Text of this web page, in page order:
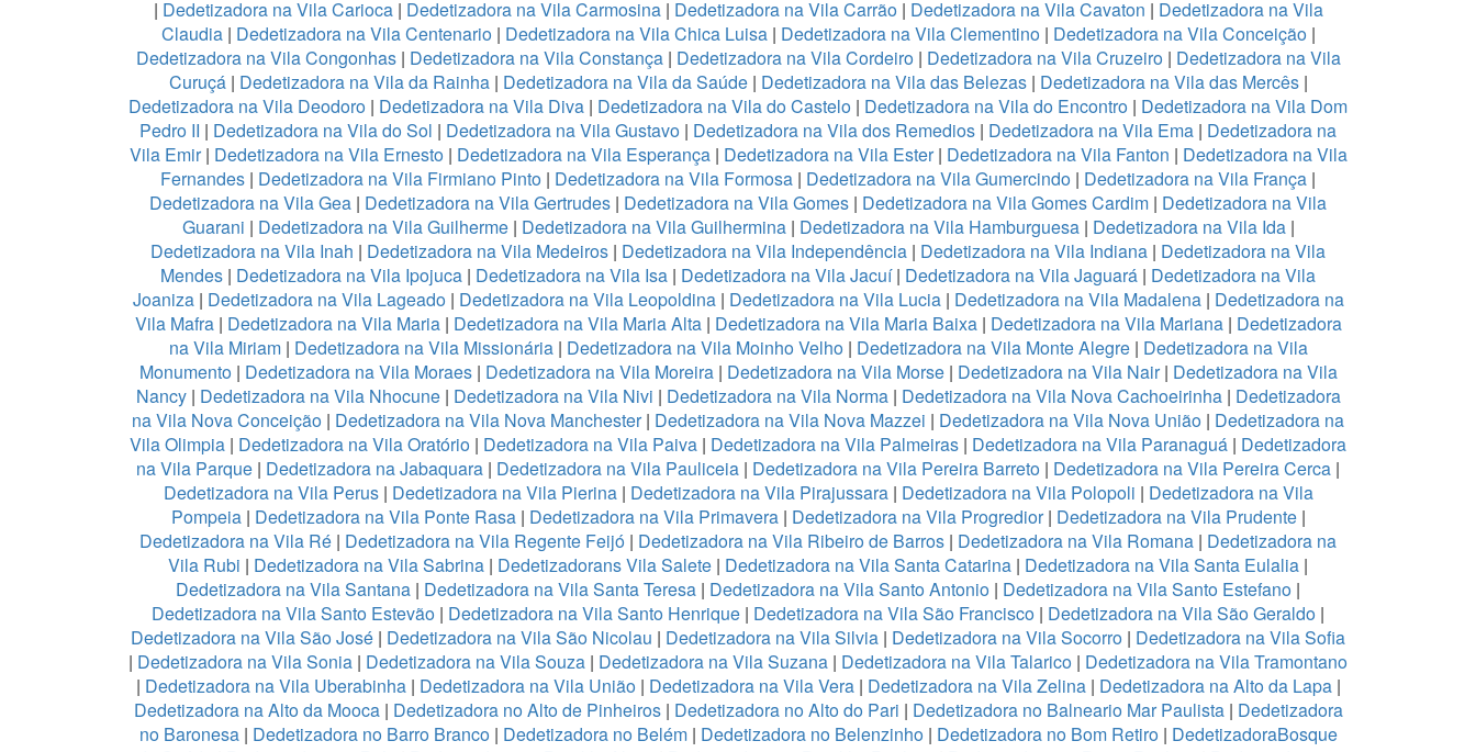
| Dedetizadora na Vila Carioca| Dedetizadora na Vila Carmosina| Dedetizadora na Vila Carrão| Dedetizadora na Vila Cavaton | Dedetizadora na Vila
Claudia| Dedetizadora na Vila Centenario| Dedetizadora na Vila Chica Luisa | Dedetizadora na Vila Clementino| Dedetizadora na Vila Conceição|
Dedetizadora na Vila Congonhas| Dedetizadora na Vila Constança| Dedetizadora na Vila Cordeiro| Dedetizadora na Vila Cruzeiro | Dedetizadora na Vila
Curuçá | Dedetizadora na Vila da Rainha | Dedetizadora na Vila da Saúde| Dedetizadora na Vila das Belezas| Dedetizadora na Vila das Mercês|
Dedetizadora na Vila Deodoro | Dedetizadora na Vila Diva | Dedetizadora na Vila do Castelo | Dedetizadora na Vila do Encontro | Dedetizadora na Vila Dom
Pedro II | Dedetizadora na Vila do Sol | Dedetizadora na Vila Gustavo | Dedetizadora na Vila dos Remedios | Dedetizadora na Vila Ema | Dedetizadora na
Vila Emir| Dedetizadora na Vila Ernesto| Dedetizadora na Vila Esperança| Dedetizadora na Vila Ester| Dedetizadora na Vila Fanton | Dedetizadora na Vila
Fernandes | Dedetizadora na Vila Firmiano Pinto | Dedetizadora na Vila Formosa | Dedetizadora na Vila Gumercindo | Dedetizadora na Vila França |
Dedetizadora na Vila Gea | Dedetizadora na Vila Gertrudes | Dedetizadora na Vila Gomes | Dedetizadora na Vila Gomes Cardim | Dedetizadora na Vila
Guarani | Dedetizadora na Vila Guilherme| Dedetizadora na Vila Guilhermina| Dedetizadora na Vila Hamburguesa| Dedetizadora na Vila Ida|
Dedetizadora na Vila Inah | Dedetizadora na Vila Medeiros | Dedetizadora na Vila Independência | Dedetizadora na Vila Indiana | Dedetizadora na Vila
Mendes | Dedetizadora na Vila Ipojuca | Dedetizadora na Vila Isa | Dedetizadora na Vila Jacuí| Dedetizadora na Vila Jaguará | Dedetizadora na Vila
Joaniza| Dedetizadora na Vila Lageado| Dedetizadora na Vila Leopoldina| Dedetizadora na Vila Lucia| Dedetizadora na Vila Madalena| Dedetizadora na
Vila Mafra | Dedetizadora na Vila Maria| Dedetizadora na Vila Maria Alta| Dedetizadora na Vila Maria Baixa| Dedetizadora na Vila Mariana| Dedetizadora
na Vila Miriam| Dedetizadora na Vila Missionária| Dedetizadora na Vila Moinho Velho| Dedetizadora na Vila Monte Alegre| Dedetizadora na Vila
Monumento| Dedetizadora na Vila Moraes| Dedetizadora na Vila Moreira| Dedetizadora na Vila Morse| Dedetizadora na Vila Nair| Dedetizadora na Vila
Nancy| Dedetizadora na Vila Nhocune| Dedetizadora na Vila Nivi | Dedetizadora na Vila Norma| Dedetizadora na Vila Nova Cachoeirinha| Dedetizadora
na Vila Nova Conceição | Dedetizadora na Vila Nova Manchester| Dedetizadora na Vila Nova Mazzei | Dedetizadora na Vila Nova União | Dedetizadora na
Vila Olimpia | Dedetizadora na Vila Oratório | Dedetizadora na Vila Paiva | Dedetizadora na Vila Palmeiras | Dedetizadora na Vila Paranaguá | Dedetizadora
na Vila Parque | Dedetizadora na Jabaquara | Dedetizadora na Vila Pauliceia | Dedetizadora na Vila Pereira Barreto | Dedetizadora na Vila Pereira Cerca |
Dedetizadora na Vila Perus| Dedetizadora na Vila Pierina| Dedetizadora na Vila Pirajussara| Dedetizadora na Vila Polopoli | Dedetizadora na Vila
Pompeia| Dedetizadora na Vila Ponte Rasa| Dedetizadora na Vila Primavera| Dedetizadora na Vila Progredior| Dedetizadora na Vila Prudente|
Dedetizadora na Vila Ré | Dedetizadora na Vila Regente Feijó | Dedetizadora na Vila Ribeiro de Barros | Dedetizadora na Vila Romana | Dedetizadora na
Vila Rubi | Dedetizadora na Vila Sabrina | Dedetizadorans Vila Salete | Dedetizadora na Vila Santa Catarina | Dedetizadora na Vila Santa Eulalia |
Dedetizadora na Vila Santana | Dedetizadora na Vila Santa Teresa | Dedetizadora na Vila Santo Antonio | Dedetizadora na Vila Santo Estefano |
Dedetizadora na Vila Santo Estevão | Dedetizadora na Vila Santo Henrique | Dedetizadora na Vila São Francisco | Dedetizadora na Vila São Geraldo |
Dedetizadora na Vila São José | Dedetizadora na Vila São Nicolau | Dedetizadora na Vila Silvia | Dedetizadora na Vila Socorro | Dedetizadora na Vila Sofia
| Dedetizadora na Vila Sonia | Dedetizadora na Vila Souza | Dedetizadora na Vila Suzana | Dedetizadora na Vila Talarico | Dedetizadora na Vila Tramontano
| Dedetizadora na Vila Uberabinha| Dedetizadora na Vila União| Dedetizadora na Vila Vera| Dedetizadora na Vila Zelina| Dedetizadora na Alto da Lapa|
Dedetizadora na Alto da Mooca| Dedetizadora no Alto de Pinheiros| Dedetizadora no Alto do Pari | Dedetizadora no Balneario Mar Paulista| Dedetizadora
no Baronesa| Dedetizadora no Barro Branco| Dedetizadora no Belém| Dedetizadora no Belenzinho| Dedetizadora no Bom Retiro| DedetizadoraBosque